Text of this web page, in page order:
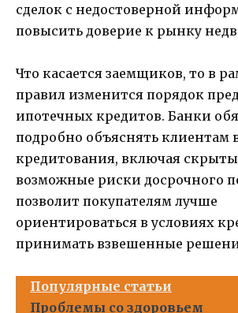
сделок с недостоверной
повысить доверие к рынку
Что касается заемщиков, то в
правил изменится порядок
ипотечных кредитов. Банки
подробно объяснять клиентам
кредитования, включая
возможные риски досрочного
позволит покупателям лучше
ориентироваться в условиях
принимать взвешенные
Популярные статьи
Проблемы со здоровьем